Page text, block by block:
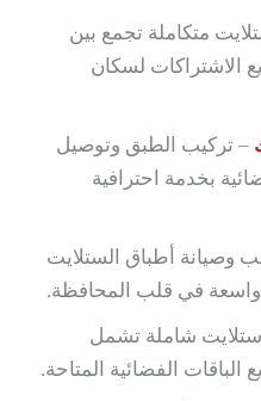
متكاملة تجمع بين
الاشتراكات لسكان
– تركيب الطبق وتوصيل
بخدمة احترافية
وصيانة أطباق الستلايت
في قلب المحافظة.
شاملة تشمل
الفضائية المتاحة.